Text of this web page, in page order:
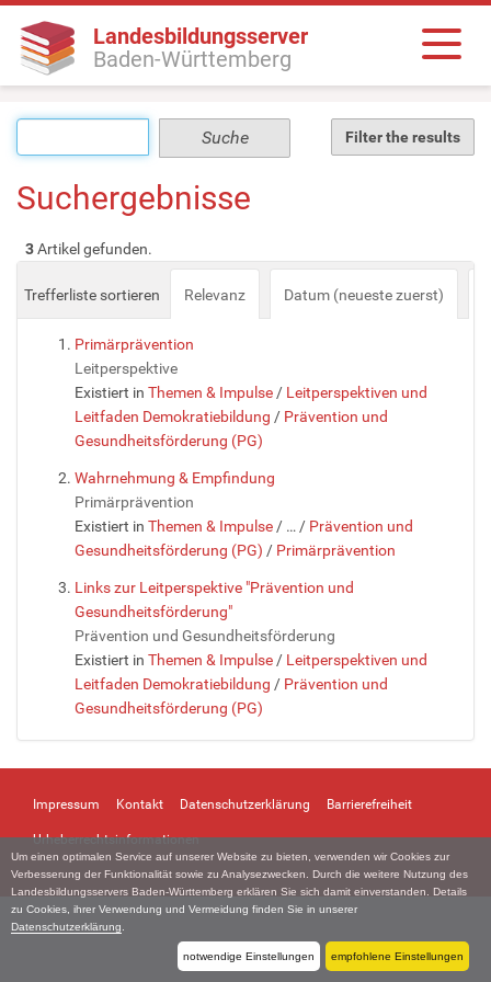
Um einen optimalen Service auf unserer Website zu bieten, verwenden wir Cookies zur
Verbesserung der Funktionalität sowie zu Analysezwecken. Durch die weitere Nutzung des
Landesbildungsservers Baden-Württemberg erklären Sie sich damit einverstanden. Details
zu Cookies, ihrer Verwendung und Vermeidung finden Sie in unserer
Datenschutzerklärung
notwendige Einstellungen empfohlene Einstellungen
Landesbildungsserver
Baden-Württemberg
Filter the results
Suchergebnisse
3Artikel gefunden.
Trefferliste sortieren Relevanz Datum (neueste zuerst)
Primärprävention
Leitperspektive
Existiert in Themen & Impulse / Leitperspektiven und
Leitfaden Demokratiebildung / Prävention und
Gesundheitsförderung (PG)
Wahrnehmung & Empfindung
Primärprävention
Existiert in Themen & Impulse / … / Prävention und
Gesundheitsförderung (PG) / Primärprävention
Links zur Leitperspektive "Prävention und
Gesundheitsförderung"
Prävention und Gesundheitsförderung
Existiert in Themen & Impulse / Leitperspektiven und
Leitfaden Demokratiebildung / Prävention und
Gesundheitsförderung (PG)
Impressum Kontakt Datenschutzerklärung Barrierefreiheit
Urheberrechtsinformationen